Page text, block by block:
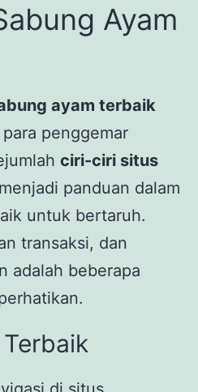
Ayam
ayam terbaik
penggemar
ciri-ciri situs
panduan dalam
untuk bertaruh.
transaksi, dan
adalah beberapa